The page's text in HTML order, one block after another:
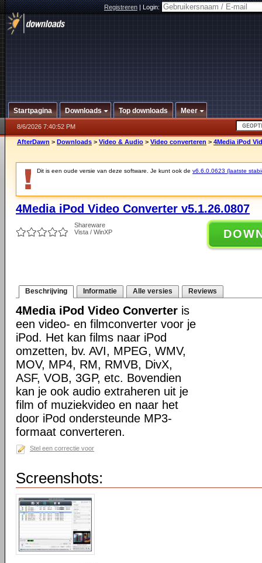
Registreren|Login:
Startpagina Downloads Top downloads Meer
8/6/2026 7:40:52 PM
AfterDawn > Downloads > Video & Audio > Video converteren > 4Media iPod
Dit is een oude versie van deze software. Je kunt ook de v6.6.0.0623 (laatste
4Media iPod Video Converter v5.1.26.0807
Shareware
Vista / WinXP
Beschrijving Informatie Alle versies Reviews
4Media iPod Video Converter is
een video- en filmconverter voor je
iPod. Het kan films naar iPod
omzetten, bv. AVI, MPEG, WMV,
MOV, MP4, RM, RMVB, DivX,
ASF, VOB, 3GP, etc. Bovendien
kan je ook audio extraheren uit je
film of muziekvideo en naar het
door iPod ondersteunde MP3-
formaat converteren.
Stel een correctie voor
Screenshots: